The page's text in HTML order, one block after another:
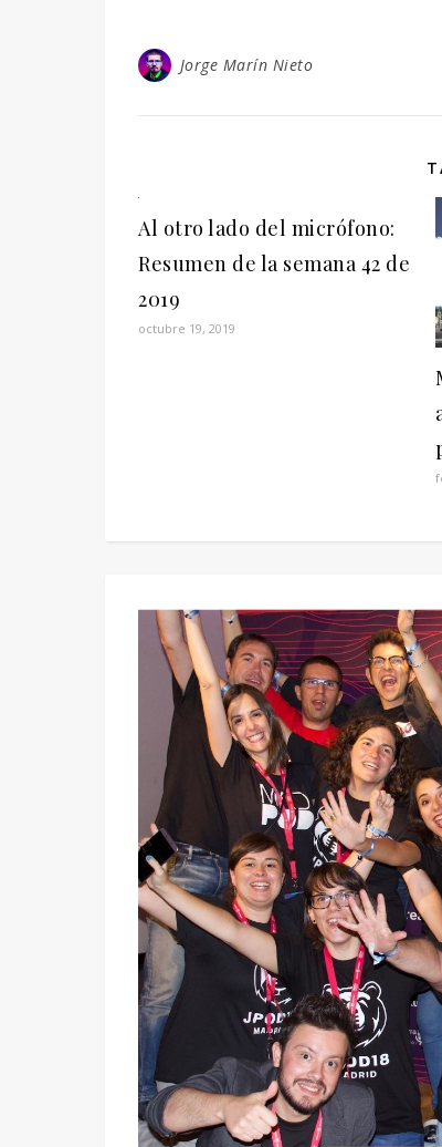
Jorge Marín Nieto
Al otro lado del micrófono:
Resumen de la semana 42 de
2019
octubre 19, 2019